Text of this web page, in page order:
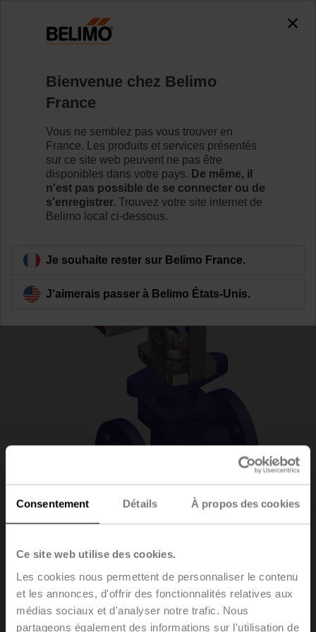
Consentement Détails À propos des cookies
Ce site web utilise des cookies.
Les cookies nous permettent de personnaliser le contenu
et les annonces, d'offrir des fonctionnalités relatives aux
médias sociaux et d'analyser notre trafic. Nous
partageons également des informations sur l'utilisation de
H6040X16-S2/LV24A-SZ-TPC
Pour en savoir plus
Retour a la catégorie de produits
H6040X16-S2/LV24A-
SZ-TPC
Bienvenue chez Belimo
France
Vous ne semblez pas vous trouver en
France. Les produits et services présentés
sur ce site web peuvent ne pas être
disponibles dans votre pays. De même, il
n'est pas possible de se connecter ou de
s'enregistrer. Trouvez votre site internet de
Belimo local ci-dessous.
Je souhaite rester sur Belimo France.
J'aimerais passer à Belimo États-Unis.